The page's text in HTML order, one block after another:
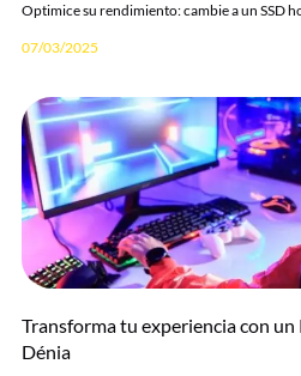
Optimice su rendimiento: cambie a un SSD
07/03/2025
Transforma tu experiencia con un
Dénia